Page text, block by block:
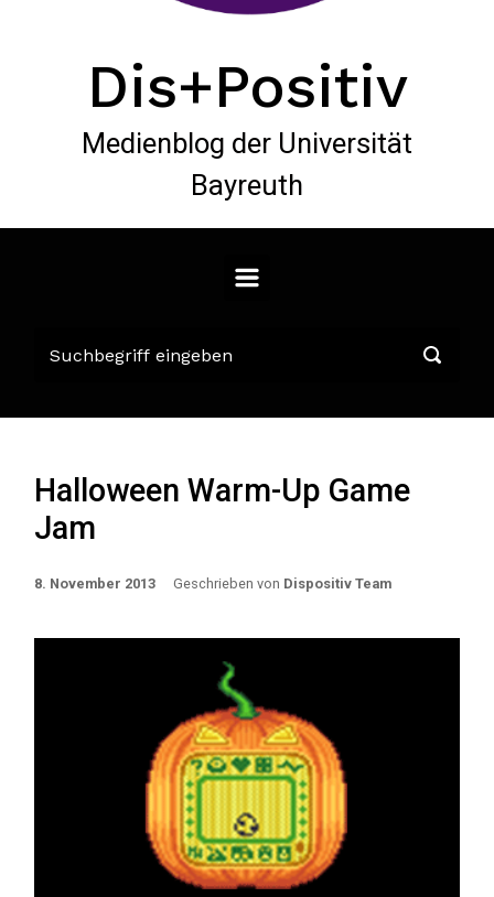
Dis+Positiv
Medienblog der Universität
Bayreuth
Halloween Warm-Up Game
Jam
8. November 2013 Geschrieben von Dispositiv Team